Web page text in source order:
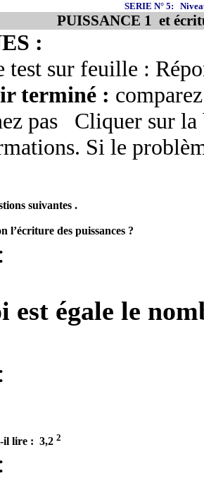
SERIE N° 5:
PUISSANCE 1 et
:
test sur feuille :
terminé :
pas
Cliquer sur
Si le
suivantes .
l’écriture des puissances ?
est égale le
il lire : 3,2 2